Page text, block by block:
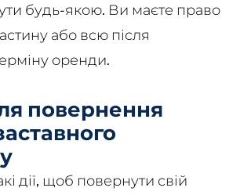
будь-якою. Ви маєте право
або всю після
оренди.
повернення
дії, щоб повернути свій